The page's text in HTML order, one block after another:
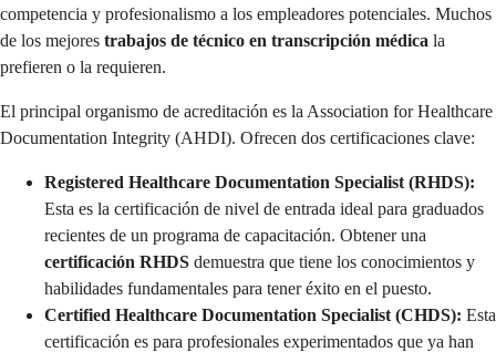
competencia y profesionalismo a los empleadores potenciales. Muchos
de los mejores trabajos de técnico en transcripción médica la
prefieren o la requieren.
El principal organismo de acreditación es la Association for Healthcare
Documentation Integrity (AHDI). Ofrecen dos certificaciones clave:
Registered Healthcare Documentation Specialist (RHDS):
Esta es la certificación de nivel de entrada ideal para graduados
recientes de un programa de capacitación. Obtener una
certificación RHDS demuestra que tiene los conocimientos y
habilidades fundamentales para tener éxito en el puesto.
Certified Healthcare Documentation Specialist (CHDS): Esta
certificación es para profesionales experimentados que ya han